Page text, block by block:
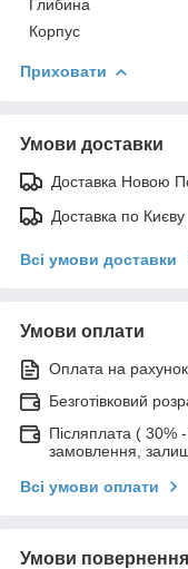
Глибина
Корпус
Приховати
Умови доставки
Доставка Новою
Доставка по Києву
Всі умови доставки
Умови оплати
Оплата на рахунок
Безготівковий
Післяплата ( 30%
замовлення,
Всі умови оплати
Умови повернення